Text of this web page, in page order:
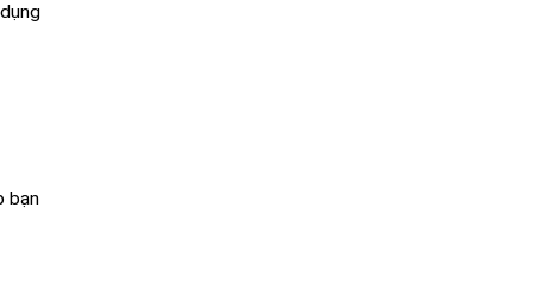
bạn